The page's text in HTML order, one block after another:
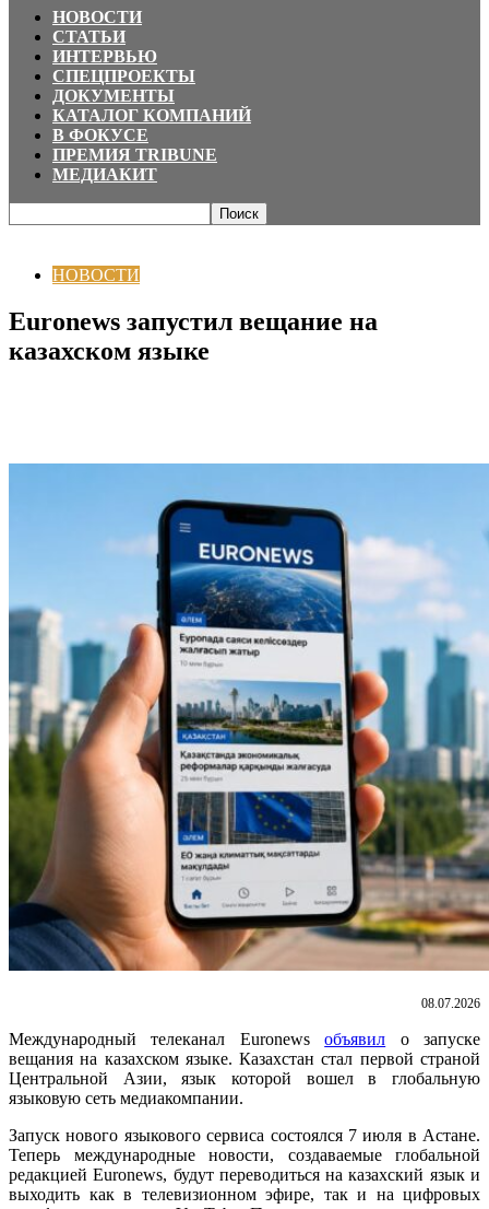
НОВОСТИ
СТАТЬИ
ИНТЕРВЬЮ
СПЕЦПРОЕКТЫ
ДОКУМЕНТЫ
КАТАЛОГ КОМПАНИЙ
В ФОКУСЕ
ПРЕМИЯ TRIBUNE
МЕДИАКИТ
НОВОСТИ
Euronews запустил вещание на
казахском языке
08.07.2026
Международный телеканал Euronewsобъявил о запуске
вещания на казахском языке. Казахстан стал первой страной
Центральной Азии, язык которой вошел в глобальную
языковую сеть медиакомпании.
Запуск нового языкового сервиса состоялся 7 июля в Астане.
Теперь международные новости, создаваемые глобальной
редакцией Euronews, будут переводиться на казахский язык и
выходить как в телевизионном эфире, так и на цифровых